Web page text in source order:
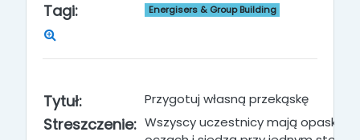
Tagi: Energisers & Group Building
Tytuł: Przygotuj własną przekąskę
Streszczenie: Wszyscy uczestnicy mają opaski na